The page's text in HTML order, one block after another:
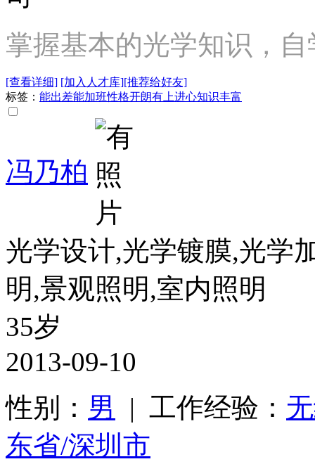
掌握基本的光学知识，
[查看详细] [加入人才库][推荐给好友]
标签： 能出差能加班性格开朗有上进心知识丰富
冯乃柏
光学设计,光学镀膜,光学
明,景观照明,室内照明
35岁
2013-09-10
性别： 男 | 工作经验：
东省/深圳市